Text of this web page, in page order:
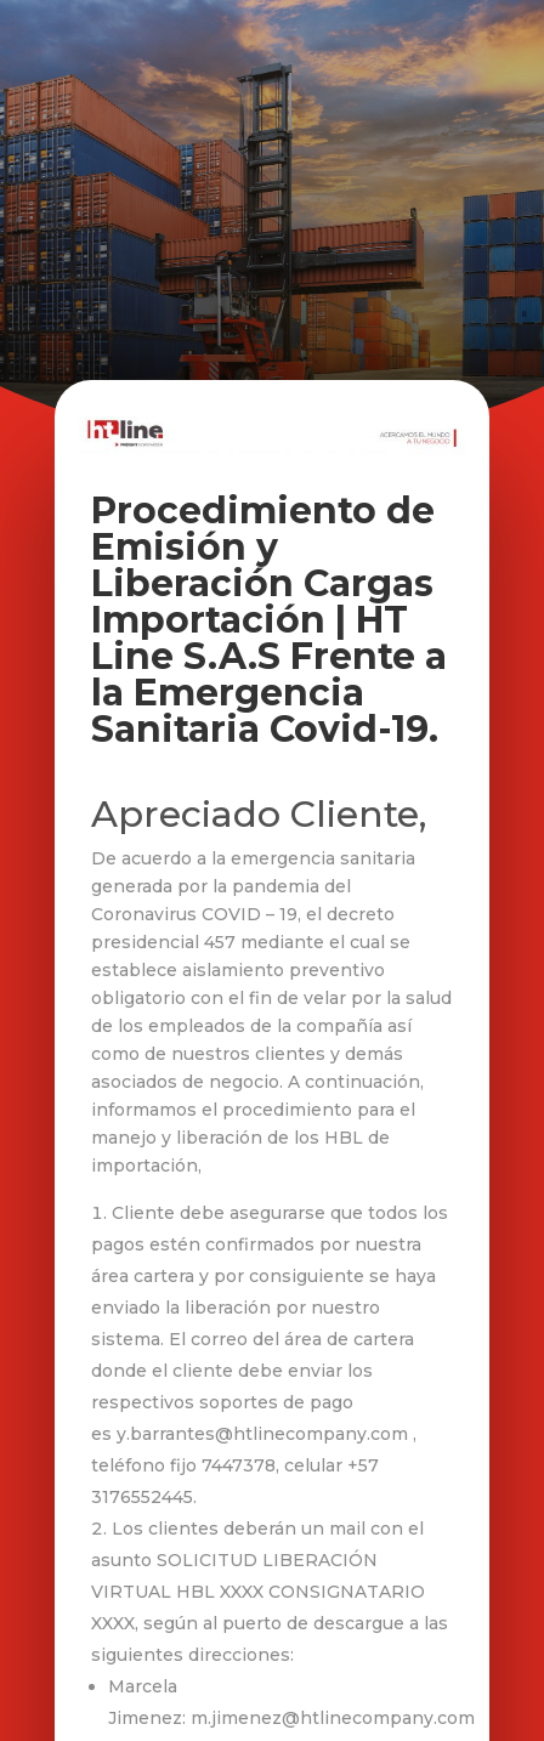
Procedimiento de
Emisión y
Liberación Cargas
Importación | HT
Line S.A.S Frente a
la Emergencia
Sanitaria Covid-19.
Apreciado Cliente,
De acuerdo a la emergencia sanitaria
generada por la pandemia del
Coronavirus COVID – 19, el decreto
presidencial 457 mediante el cual se
establece aislamiento preventivo
obligatorio con el fin de velar por la salud
de los empleados de la compañía así
como de nuestros clientes y demás
asociados de negocio. A continuación,
informamos el procedimiento para el
manejo y liberación de los HBL de
importación,
Cliente debe asegurarse que todos los
pagos estén confirmados por nuestra
área cartera y por consiguiente se haya
enviado la liberación por nuestro
sistema. El correo del área de cartera
donde el cliente debe enviar los
respectivos soportes de pago
es y.barrantes@htlinecompany.com ,
teléfono fijo 7447378, celular +57
3176552445.
Los clientes deberán un mail con el
asunto SOLICITUD LIBERACIÓN
VIRTUAL HBL XXXX CONSIGNATARIO
XXXX, según al puerto de descargue a las
siguientes direcciones:
Marcela
Jimenez: m.jimenez@htlinecompany.com